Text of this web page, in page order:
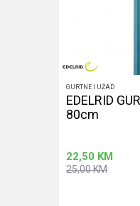
GURTNE I UŽAD
EDELRID
80cm
22,50 KM
25,00KM